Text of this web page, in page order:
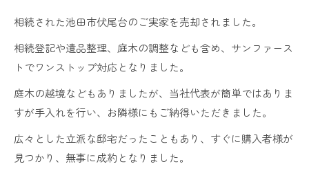
相続された池田市伏尾台のご実家を売却されました。
相続登記や遺品整理、庭木の調整なども含め、サンファース
トでワンストップ対応となりました。
庭木の越境などもありましたが、当社代表が簡単ではありま
すが手入れを行い、お隣様にもご納得いただきました。
広々とした立派な邸宅だったこともあり、すぐに購入者様が
見つかり、無事に成約となりました。